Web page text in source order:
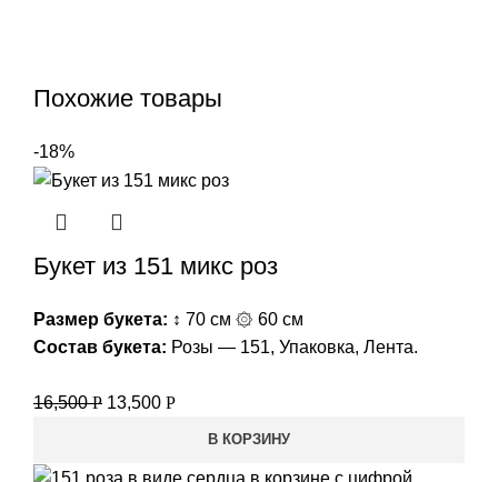
Похожие товары
-18%
Букет из 151 микс роз
Размер букета: ↕ 70 см ۞ 60 см
Состав букета: Розы — 151, Упаковка, Лента.
16,500Р 13,500 Р
В КОРЗИНУ